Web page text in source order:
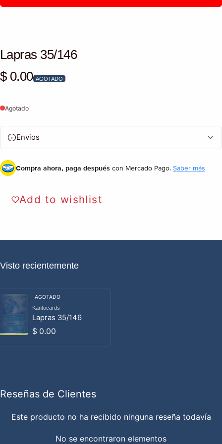
Lapras 35/146
Precio habitual
$ 0.00 AGOTADO
Agotado
Envios
Compra ahora, paga después con Mercado Pago. Saber más
Add to wishlist
Visto recientemente
AGOTADO
Proveedor:
Kantocards
Lapras 35/146
Precio habitual
$ 0.00
Reseñas de Clientes
Este producto no ha recibido ninguna reseña todavía
No se encontraron elementos